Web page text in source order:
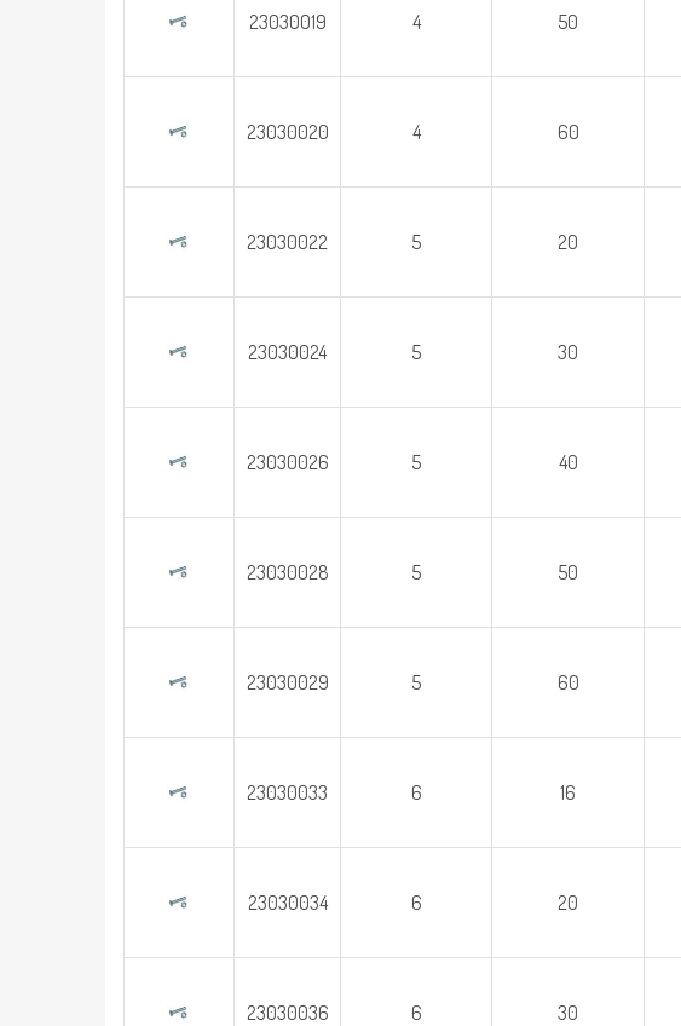
23030019 4 50
23030020 4 60
23030022 5 20
23030024 5 30
23030026 5 40
23030028 5 50
23030029 5 60
23030033 6 16
23030034 6 20
23030036 6 30